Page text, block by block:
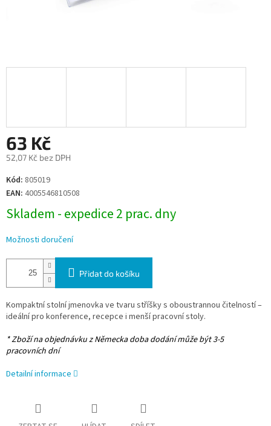
63 Kč
52,07 Kč bez DPH
Měrná
cena:
Kód: 805019
EAN: 4005546810508
Skladem - expedice 2 prac. dny
Možnosti doručení
Přidat do košíku
Kompaktní stolní jmenovka ve tvaru stříšky s oboustrannou čitelností –
ideální pro konference, recepce i menší pracovní stoly.
* Zboží na objednávku z Německa doba dodání může být 3-5
pracovních dní
Detailní informace